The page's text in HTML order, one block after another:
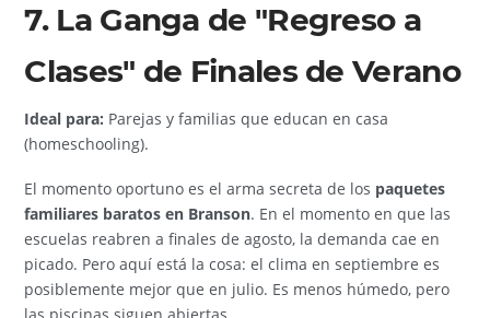
7. La Ganga de "Regreso a
Clases" de Finales de Verano
Ideal para: Parejas y familias que educan en casa
(homeschooling).
El momento oportuno es el arma secreta de los paquetes
familiares baratos en Branson. En el momento en que las
escuelas reabren a finales de agosto, la demanda cae en
picado. Pero aquí está la cosa: el clima en septiembre es
posiblemente mejor que en julio. Es menos húmedo, pero